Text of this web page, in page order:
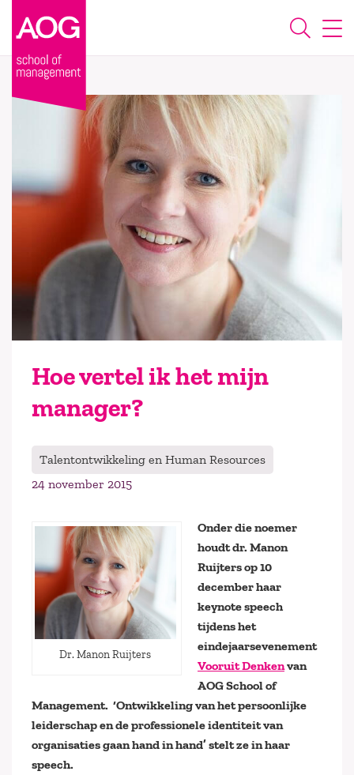
Hoe vertel ik het mijn
manager?
Talentontwikkeling en Human Resources
24 november 2015
Dr. Manon Ruijters
Onder die noemer
houdt dr. Manon
Ruijters op 10
december haar
keynote speech
tijdens het
eindejaarsevenement
Vooruit Denkenvan
AOG School of
Management. ‘Ontwikkeling van het persoonlijke
leiderschap en de professionele identiteit van
organisaties gaan hand in hand’ stelt ze in haar
speech.